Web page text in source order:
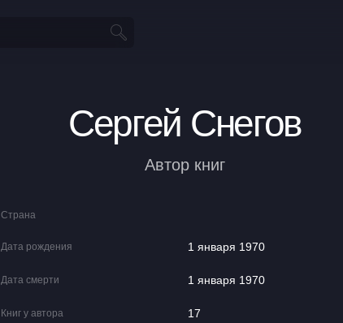
Сергей Снегов
Автор книг
Страна
Дата рождения 1 января 1970
Дата смерти 1 января 1970
Книг у автора 17